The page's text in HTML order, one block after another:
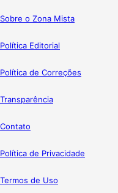
Sobre o Zona Mista
Política Editorial
Política de Correções
Transparência
Contato
Política de Privacidade
Termos de Uso